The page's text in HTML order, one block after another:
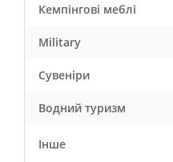
Кемпінгові меблі
Military
Сувеніри
Водний туризм
Інше